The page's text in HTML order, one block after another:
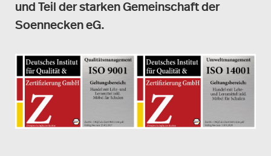
und Teil der starken Gemeinschaft der
Soennecken eG.